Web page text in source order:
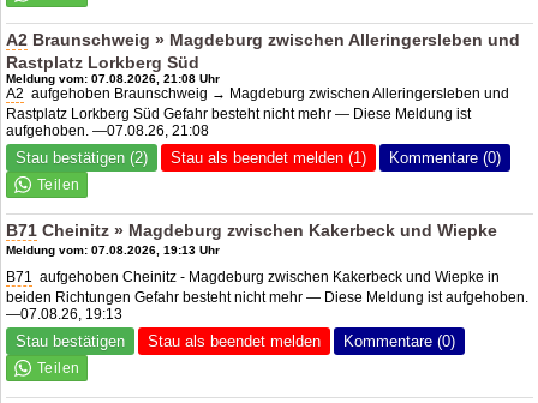
A2 Braunschweig » Magdeburg zwischen Alleringersleben und
Rastplatz Lorkberg Süd
Meldung vom: 07.08.2026, 21:08 Uhr
A2 aufgehoben Braunschweig → Magdeburg zwischen Alleringersleben und
Rastplatz Lorkberg Süd Gefahr besteht nicht mehr — Diese Meldung ist
aufgehoben. —07.08.26, 21:08
Stau bestätigen (2) Stau als beendet melden (1) Kommentare (0)
B71 Cheinitz » Magdeburg zwischen Kakerbeck und Wiepke
Meldung vom: 07.08.2026, 19:13 Uhr
B71 aufgehoben Cheinitz - Magdeburg zwischen Kakerbeck und Wiepke in
beiden Richtungen Gefahr besteht nicht mehr — Diese Meldung ist aufgehoben.
—07.08.26, 19:13
Stau bestätigen Stau als beendet melden Kommentare (0)